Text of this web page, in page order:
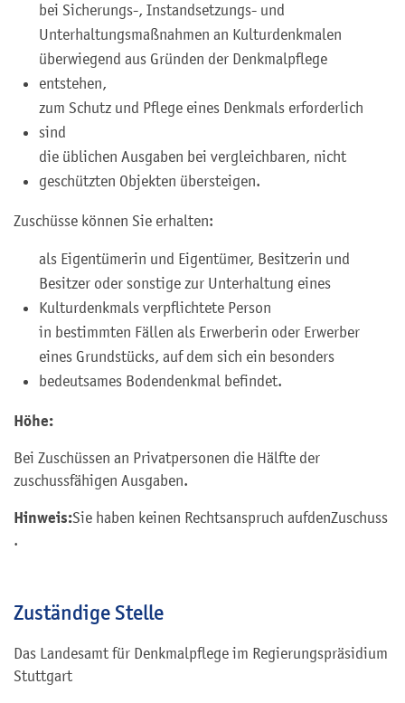
bei Sicherungs-, Instandsetzungs- und
Unterhaltungsmaßnahmen an Kulturdenkmalen
überwiegend aus Gründen der Denkmalpflege
entstehen,
zum Schutz und Pflege eines Denkmals erforderlich
sind
die üblichen Ausgaben bei vergleichbaren, nicht
geschützten Objekten übersteigen.
Zuschüsse können Sie erhalten:
als Eigentümerin und Eigentümer, Besitzerin und
Besitzer oder sonstige zur Unterhaltung eines
Kulturdenkmals verpflichtete Person
in bestimmten Fällen als Erwerberin oder Erwerber
eines Grundstücks, auf dem sich ein besonders
bedeutsames Bodendenkmal befindet.
Höhe:
Bei Zuschüssen an Privatpersonen die Hälfte der
zuschussfähigen Ausgaben.
Hinweis:Sie haben keinen Rechtsanspruch aufdenZuschuss
.
Zuständige Stelle
Das Landesamt für Denkmalpflege im Regierungspräsidium
Stuttgart